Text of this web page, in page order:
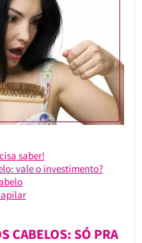
saber!
vale o investimento?
CABELOS: SÓ PRA